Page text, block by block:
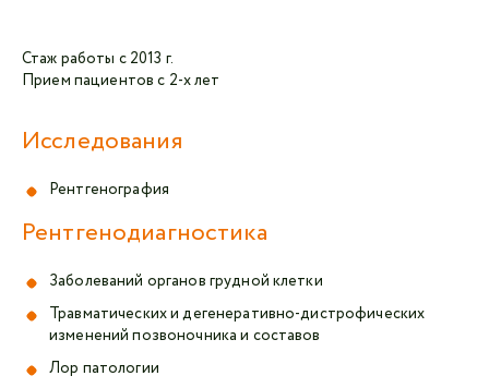
Стаж работы с 2013 г.
Прием пациентов с 2-х лет
Исследования
Рентгенография
Рентгенодиагностика
Заболеваний органов грудной клетки
Травматических и дегенеративно-дистрофических
изменений позвоночника и составов
Лор патологии
Отправляя данную форму,